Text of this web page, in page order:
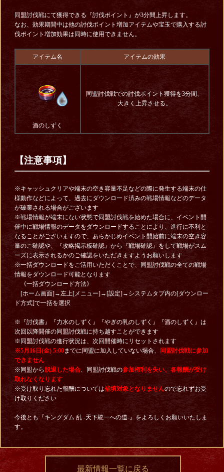
同盟討伐戦にて獲得できる『討伐ポイント』が3分間上昇します。
なお、効果期間中は他の討伐ポイント増加アイテムや宝玉で購入する討
伐ポイント増加効果は同時に使用できません。
アイテム名 アイテムの効果
酒のしずく
同盟討伐戦での討伐ポイント獲得を3分間、
大きく上昇させる。
【注意事項】
※キャッシュクリアや端末の空き容量不足などの際に発生する端末の仕
様動作などによって、過去にダウンロード済みの戦場情報などのデータ
が破棄される場合がございます
※戦場情報が端末にない状態で同盟討伐戦を始めた場合に、イベント開
催中に戦場情報のデータをダウンロードすることにより、進行に不利と
なることがございますので、あらかじめイベント開始前に端末の空き容
量のご確認や、『攻略掲示板確認』から『戦場確認』をして戦場がスム
ーズに表示されるかのご確認をいただきますようお願いします
※一括ダウンロードをご活用いただくことで、同盟討伐戦の全ての戦場
情報をダウンロード可能となります
《一括ダウンロード方法》
[ホーム画面]→左上[メニュー]→[設定]→システムタブ内の[ダウンロー
ド方式]で一括を選択
※『討伐書』『力水のしずく』『やぎの乳のしずく』『酒のしずく』は
次回以降開催の同盟討伐戦に持ち越すことができます
※同盟討伐戦の進行状況は、次回開催時にリセットされます
※5月16日 (金) 5:00までに同盟に加入していない場合、
同盟討伐戦に参加
できません
※同盟から脱退した場合、同盟討伐戦の参加権利を失い、各報酬が受け
取れなくなります
※受け取り忘れた報酬については補填対象となりませんので忘れずお受
け取りください
今後とも『キングダム 乱 -天下統一への道-』をよろしくお願いいたしま
す。
最新情報一覧に戻る